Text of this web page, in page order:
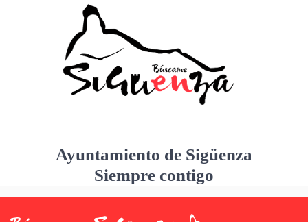
Ayuntamiento de Sigüenza
Siempre contigo